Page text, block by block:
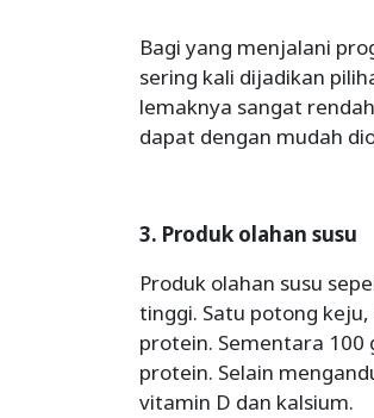
Bagi yang menjalani
sering kali dijadikan
lemaknya sangat
dapat dengan mudah
3. Produk olahan susu
Produk olahan susu
tinggi. Satu potong
protein. Sementara
protein. Selain
vitamin D dan kalsium.